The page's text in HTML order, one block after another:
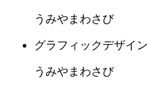
うみやまわさび
グラフィックデザイン
うみやまわさび